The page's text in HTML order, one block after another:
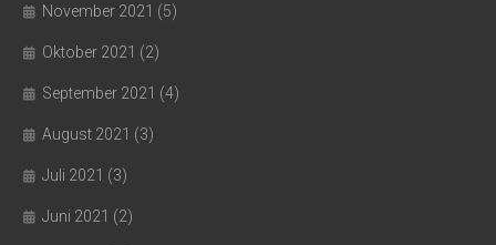
November 2021 (5)
Oktober 2021 (2)
September 2021 (4)
August 2021 (3)
Juli 2021 (3)
Juni 2021 (2)